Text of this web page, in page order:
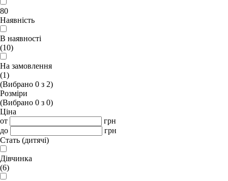
80
Наявність
В наявності
(10)
На замовлення
(1)
(Вибрано 0 з 2)
Розміри
(Вибрано 0 з 0)
Ціна
от
грн
до
грн
Стать (дитячі)
Дівчинка
(6)